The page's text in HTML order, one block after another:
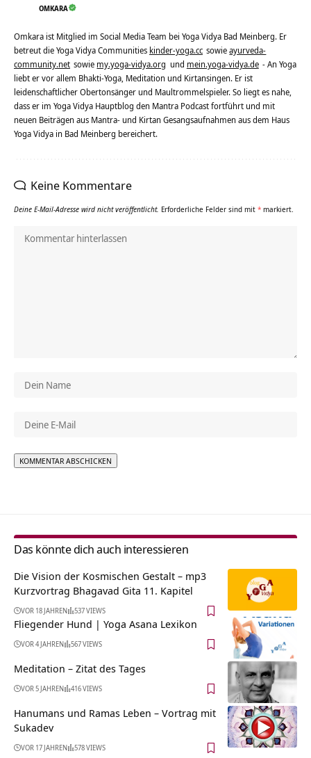
OMKARA
Omkara ist Mitglied im Social Media Team bei Yoga Vidya Bad Meinberg. Er
betreut die Yoga Vidya Communities kinder-yoga.cc sowieayurveda-
community.net sowie my.yoga-vidya.org und mein.yoga-vidya.de - An Yoga
liebt er vor allem Bhakti-Yoga, Meditation und Kirtansingen. Er ist
leidenschaftlicher Obertonsänger und Maultrommelspieler. So liegt es nahe,
dass er im Yoga Vidya Hauptblog den Mantra Podcast fortführt und mit
neuen Beiträgen aus Mantra- und Kirtan Gesangsaufnahmen aus dem Haus
Yoga Vidya in Bad Meinberg bereichert.
Keine Kommentare
Deine E-Mail-Adresse wird nicht veröffentlicht. Erforderliche Felder sind mit * markiert.
Das könnte dich auch interessieren
Die Vision der Kosmischen Gestalt – mp3
Kurzvortrag Bhagavad Gita 11. Kapitel
VOR 18 JAHREN 537 VIEWS
Fliegender Hund | Yoga Asana Lexikon
VOR 4 JAHREN 567 VIEWS
Meditation – Zitat des Tages
VOR 5 JAHREN 416 VIEWS
Hanumans und Ramas Leben – Vortrag mit
Sukadev
VOR 17 JAHREN 578 VIEWS